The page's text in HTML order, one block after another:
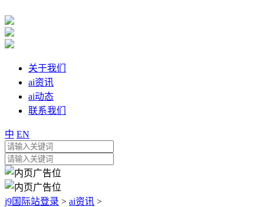
关于我们
ai资讯
ai动态
联系我们
中 EN
j9国际站登录 > ai资讯 >